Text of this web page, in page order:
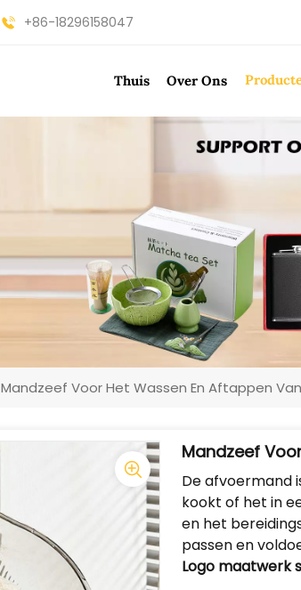
+86-18296158047
Thuis Over Ons
Mandzeef Voor Het Wassen En Aftappen
Mandzeef
De afvoermand
kookt of het in
en het
passen en
Logo maatwerk